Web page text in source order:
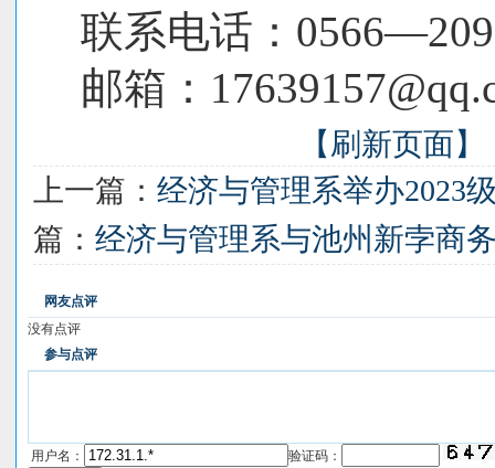
联系电话：
邮箱：
【刷新页面】
上一篇： 经济与管理系举办2023
篇： 经济与管理系与池州新孛商
网友点评
没有点评
参与点评
用户名：
验证码：